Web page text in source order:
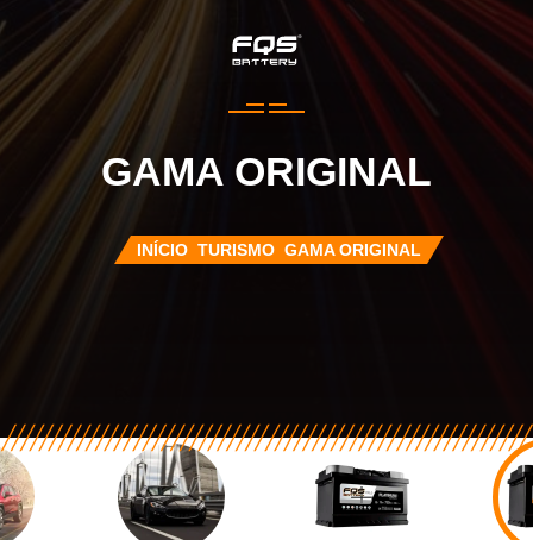
GAMA ORIGINAL
INÍCIO TURISMO GAMA ORIGINAL